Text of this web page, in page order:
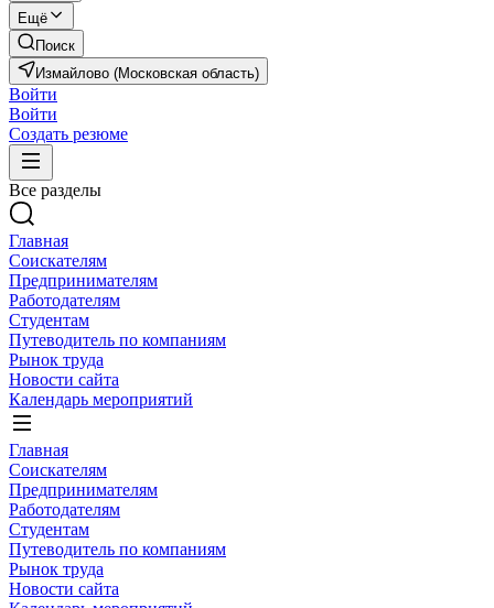
Ещё
Поиск
Измайлово (Московская область)
Войти
Войти
Создать резюме
Все разделы
Главная
Соискателям
Предпринимателям
Работодателям
Студентам
Путеводитель по компаниям
Рынок труда
Новости сайта
Календарь мероприятий
Главная
Соискателям
Предпринимателям
Работодателям
Студентам
Путеводитель по компаниям
Рынок труда
Новости сайта